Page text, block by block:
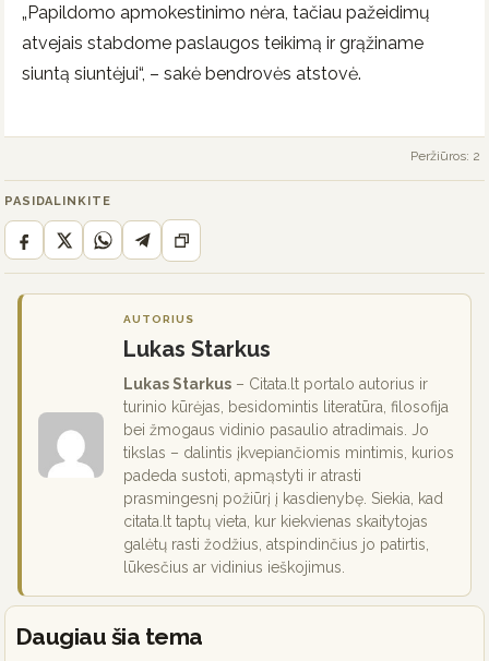
„Papildomo apmokestinimo nėra, tačiau pažeidimų
atvejais stabdome paslaugos teikimą ir grąžiname
siuntą siuntėjui“, – sakė bendrovės atstovė.
Peržiūros: 2
PASIDALINKITE
AUTORIUS
Lukas Starkus
Lukas Starkus – Citata.lt portalo autorius ir
turinio kūrėjas, besidomintis literatūra, filosofija
bei žmogaus vidinio pasaulio atradimais. Jo
tikslas – dalintis įkvepiančiomis mintimis, kurios
padeda sustoti, apmąstyti ir atrasti
prasmingesnį požiūrį į kasdienybę. Siekia, kad
citata.lt taptų vieta, kur kiekvienas skaitytojas
galėtų rasti žodžius, atspindinčius jo patirtis,
lūkesčius ar vidinius ieškojimus.
Daugiau šia tema